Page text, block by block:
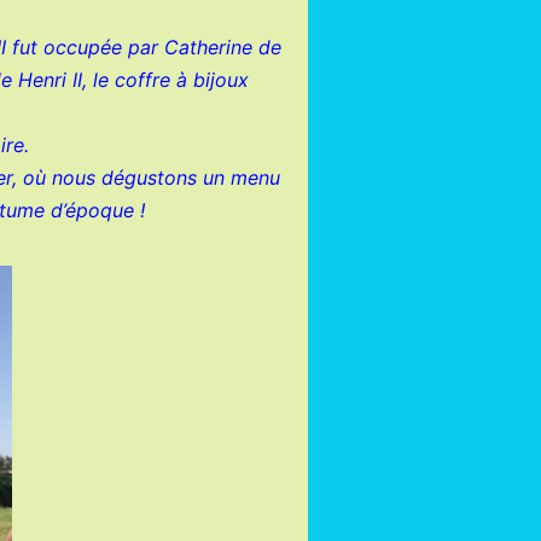
fut occupée par Catherine de
Henri II, le coffre à bijoux
où nous dégustons un menu
d’époque !